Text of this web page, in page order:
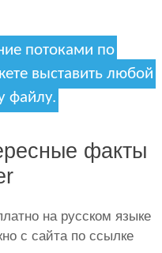
потоками по
выставить любой
файлу.
факты
на русском языке
с сайта по ссылке